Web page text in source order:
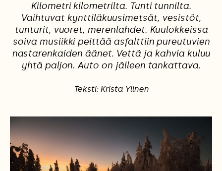
Kilometri kilometrilta. Tunti tunnilta.
Vaihtuvat kynttiläkuusimetsät, vesistöt,
tunturit, vuoret, merenlahdet. Kuulokkeissa
soiva musiikki peittää asfalttiin pureutuvien
nastarenkaiden äänet. Vettä ja kahvia kuluu
yhtä paljon. Auto on jälleen tankattava.
Teksti: Krista Ylinen